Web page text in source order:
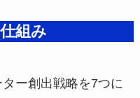
組み
ー創出戦略を7つに